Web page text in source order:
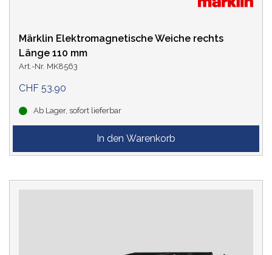
Märklin Elektromagnetische Weiche rechts
Länge 110 mm
Art.-Nr. MK8563
CHF 53.90
Ab Lager, sofort lieferbar